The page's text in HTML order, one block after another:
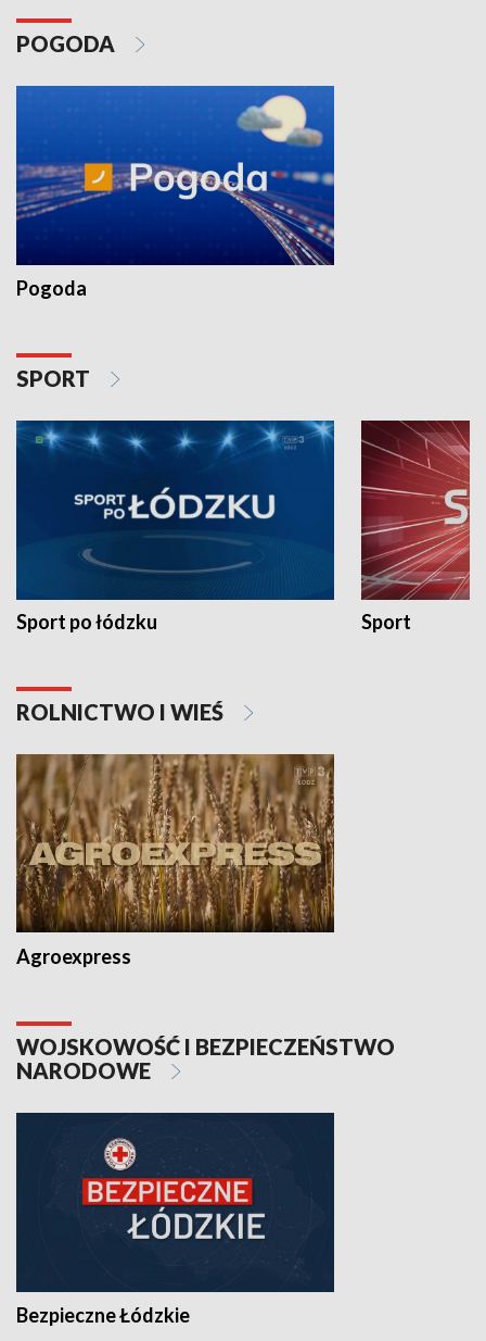
POGODA
Pogoda
SPORT
Sport po łódzku Sport
ROLNICTWO I WIEŚ
Agroexpress
WOJSKOWOŚĆ I BEZPIECZEŃSTWO
NARODOWE
Bezpieczne Łódzkie